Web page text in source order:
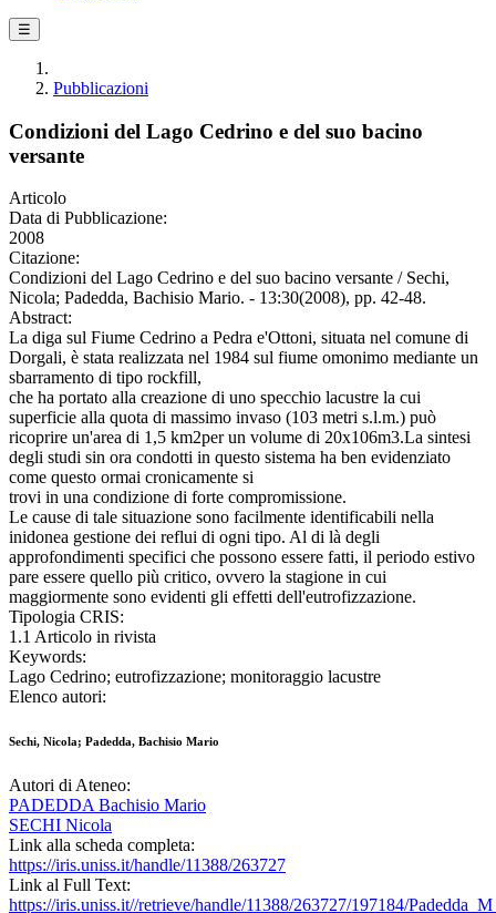
☰
Pubblicazioni
Condizioni del Lago Cedrino e del suo bacino
versante
Articolo
Data di Pubblicazione:
2008
Citazione:
Condizioni del Lago Cedrino e del suo bacino versante / Sechi,
Nicola; Padedda, Bachisio Mario. - 13:30(2008), pp. 42-48.
Abstract:
La diga sul Fiume Cedrino a Pedra e'Ottoni, situata nel comune di
Dorgali, è stata realizzata nel 1984 sul fiume omonimo mediante un
sbarramento di tipo rockfill,
che ha portato alla creazione di uno specchio lacustre la cui
superficie alla quota di massimo invaso (103 metri s.l.m.) può
ricoprire un'area di 1,5 km2per un volume di 20x106m3.La sintesi
degli studi sin ora condotti in questo sistema ha ben evidenziato
come questo ormai cronicamente si
trovi in una condizione di forte compromissione.
Le cause di tale situazione sono facilmente identificabili nella
inidonea gestione dei reflui di ogni tipo. Al di là degli
approfondimenti specifici che possono essere fatti, il periodo estivo
pare essere quello più critico, ovvero la stagione in cui
maggiormente sono evidenti gli effetti dell'eutrofizzazione.
Tipologia CRIS:
1.1 Articolo in rivista
Keywords:
Lago Cedrino; eutrofizzazione; monitoraggio lacustre
Elenco autori:
Sechi, Nicola; Padedda, Bachisio Mario
Autori di Ateneo:
PADEDDA Bachisio Mario
SECHI Nicola
Link alla scheda completa:
https://iris.uniss.it/handle/11388/263727
Link al Full Text:
https://iris.uniss.it//retrieve/handle/11388/263727/197184/